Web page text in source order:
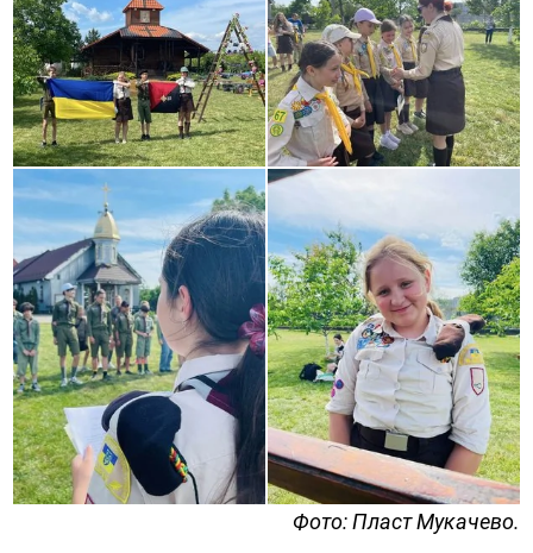
Фото: Пласт Мукачево.